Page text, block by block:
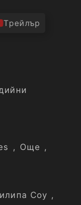
Трейлър
, Още ,
Соу ,